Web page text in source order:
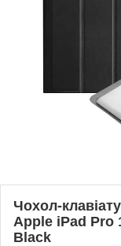
Чохол-
Apple iPad Pro
Black